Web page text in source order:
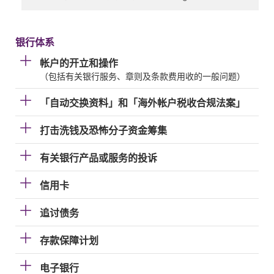
银行体系
帐户的开立和操作
（包括有关银行服务、章则及条款费用收的一般问题）
「自动交换资料」和「海外帐户税收合规法案」
打击洗钱及恐怖分子资金筹集
有关银行产品或服务的投诉
信用卡
追讨债务
存款保障计划
电子银行